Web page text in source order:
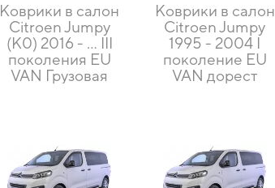
Коврики в салон
Citroen Jumpy
(K0) 2016 - ... III
поколения EU
VAN Грузовая
Коврики в салон
Citroen Jumpy
1995 - 2004 I
поколение EU
VAN дорест